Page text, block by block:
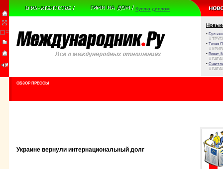
Куплю диплом
Новые
•
//
• Тихая
//
• Виват,
//
•
//
ОБЗОР ПРЕССЫ
Украине вернули интернациональный долг